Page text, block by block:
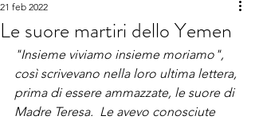
Le suore martiri dello Yemen
21 feb 2022
"Insieme viviamo insieme moriamo",
così scrivevano nella loro ultima lettera,
prima di essere ammazzate, le suore di
Madre Teresa.  Le avevo conosciute